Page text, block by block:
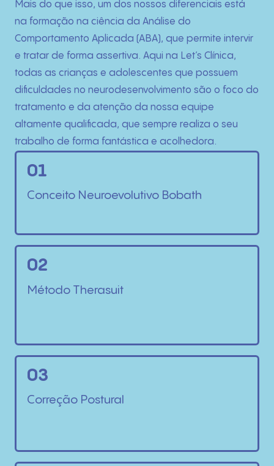
Mais do que isso, um dos nossos diferenciais está
na formação na ciência da Análise do
Comportamento Aplicada (ABA), que permite intervir
e tratar de forma assertiva. Aqui na Let’s Clínica,
todas as crianças e adolescentes que possuem
dificuldades no neurodesenvolvimento são o foco do
tratamento e da atenção da nossa equipe
altamente qualificada, que sempre realiza o seu
trabalho de forma fantástica e acolhedora.
01
Conceito Neuroevolutivo Bobath
02
Método Therasuit
03
Correção Postural